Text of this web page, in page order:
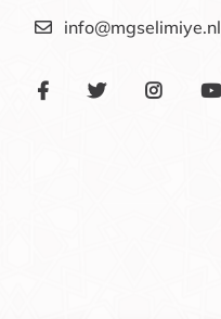
info@mgselimiye.nl